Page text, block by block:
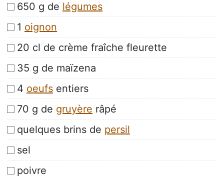
650 g de légumes
1 oignon
20 cl de crème fraîche fleurette
35 g de maïzena
4 oeufs entiers
70 g de gruyère râpé
quelques brins de persil
sel
poivre